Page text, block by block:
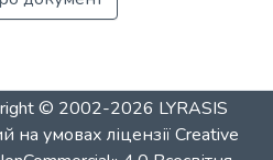
© 2002-2026 LYRASIS
на умовах ліцензіїCreative